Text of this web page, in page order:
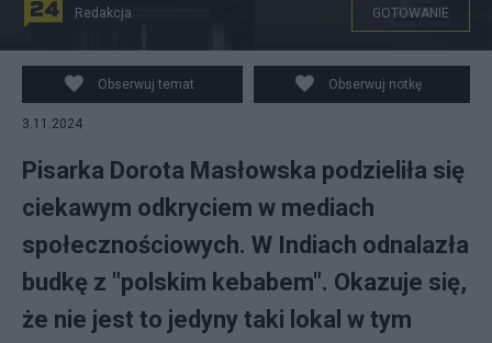
"Polski kebab" w Indiach. Fot. Canva, Facebook/Dorota
Masłowska
Redakcja GOTOWANIE
Obserwuj temat Obserwuj notkę
3.11.2024
Pisarka Dorota Masłowska podzieliła się
ciekawym odkryciem w mediach
społecznościowych. W Indiach odnalazła
budkę z "polskim kebabem". Okazuje się,
że nie jest to jedyny taki lokal w tym